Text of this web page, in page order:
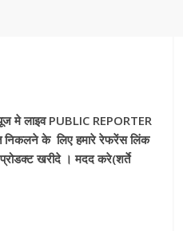
मे लाइव PUBLIC REPORTER
के लिए हमारे रेफरेंस लिंक
खरीदे । मदद करे(शर्ते